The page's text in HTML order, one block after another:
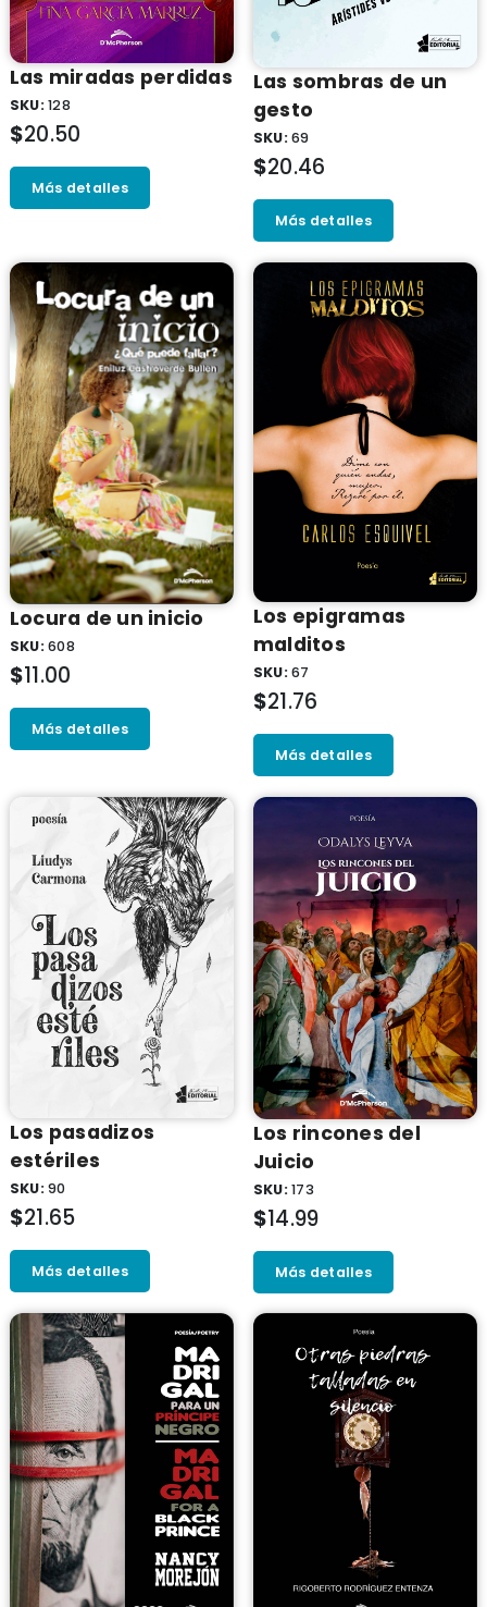
Las miradas perdidas
SKU:128
$20.50
Más detalles
Las sombras de un
gesto
SKU:69
$20.46
Más detalles
Locura de un inicio
SKU:608
$11.00
Más detalles
Los epigramas
malditos
SKU:67
$21.76
Más detalles
Los pasadizos
estériles
SKU:90
$21.65
Más detalles
Los rincones del
Juicio
SKU:173
$14.99
Más detalles